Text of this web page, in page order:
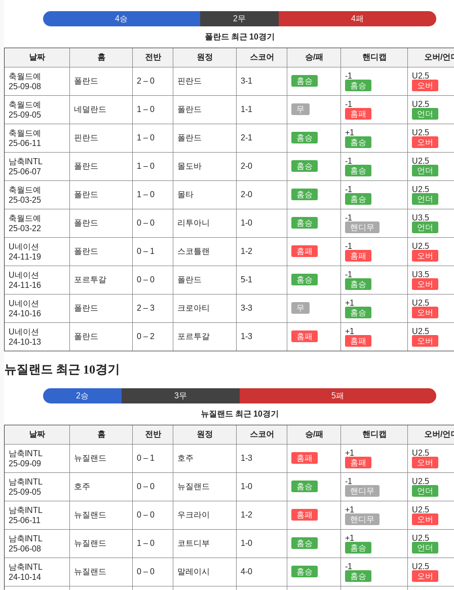
4승 2무 4패
폴란드 최근 10경기
날짜 홈 전반 원정 스코어 승/패 핸디캡 오버/언
축월드예
25-09-08
폴란드 2 – 0 핀란드 3-1 홈승
-1
홈승
U2.5
오버
축월드예
25-09-05
네덜란드 1 – 0 폴란드 1-1 무
-1
홈패
U2.5
언더
축월드예
25-06-11
핀란드 1 – 0 폴란드 2-1 홈승
+1
홈승
U2.5
오버
남축INTL
25-06-07
폴란드 1 – 0 몰도바 2-0 홈승
-1
홈승
U2.5
언더
축월드예
25-03-25
폴란드 1 – 0 몰타 2-0 홈승
-1
홈승
U2.5
언더
축월드예
25-03-22
폴란드 0 – 0 리투아니 1-0 홈승
-1
핸디무
U3.5
언더
U네이션
24-11-19
폴란드 0 – 1 스코틀랜 1-2 홈패
-1
홈패
U2.5
오버
U네이션
24-11-16
포르투갈 0 – 0 폴란드 5-1 홈승
-1
홈승
U3.5
오버
U네이션
24-10-16
폴란드 2 – 3 크로아티 3-3 무
+1
홈승
U2.5
오버
U네이션
24-10-13
폴란드 0 – 2 포르투갈 1-3 홈패
+1
홈패
U2.5
오버
뉴질랜드 최근 10경기
2승 3무 5패
뉴질랜드 최근 10경기
날짜 홈 전반 원정 스코어 승/패 핸디캡 오버/언
남축INTL
25-09-09
뉴질랜드 0 – 1 호주 1-3 홈패
+1
홈패
U2.5
오버
남축INTL
25-09-05
호주 0 – 0 뉴질랜드 1-0 홈승
-1
핸디무
U2.5
언더
남축INTL
25-06-11
뉴질랜드 0 – 0 우크라이 1-2 홈패
+1
핸디무
U2.5
오버
남축INTL
25-06-08
뉴질랜드 1 – 0 코트디부 1-0 홈승
+1
홈승
U2.5
언더
남축INTL
24-10-14
뉴질랜드 0 – 0 말레이시 4-0 홈승
-1
홈승
U2.5
오버